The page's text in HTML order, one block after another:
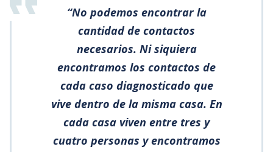
“No podemos encontrar la
cantidad de contactos
necesarios. Ni siquiera
encontramos los contactos de
cada caso diagnosticado que
vive dentro de la misma casa. En
cada casa viven entre tres y
cuatro personas y encontramos